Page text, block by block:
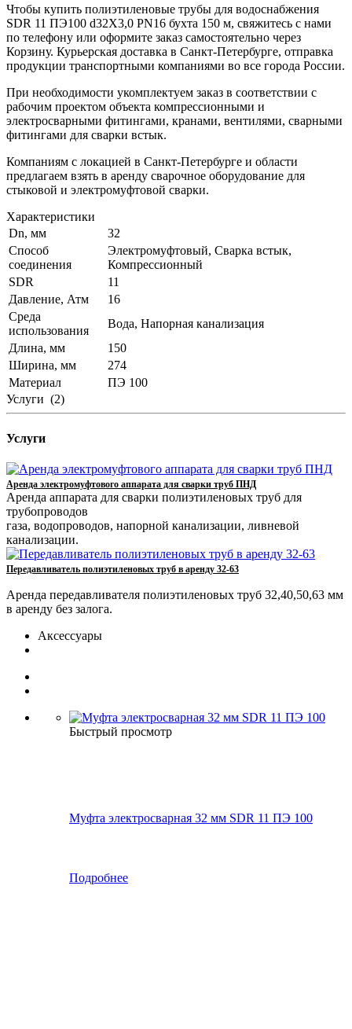
Чтобы купить полиэтиленовые трубы для водоснабжения
SDR 11 ПЭ100 d32Х3,0 PN16 бухта 150 м, свяжитесь с нами
по телефону или оформите заказ самостоятельно через
Корзину. Курьерская доставка в Санкт-Петербурге, отправка
продукции транспортными компаниями во все города России.
При необходимости укомплектуем заказ в соответствии с
рабочим проектом объекта компрессионными и
электросварными фитингами, кранами, вентилями, сварными
фитингами для сварки встык.
Компаниям с локацией в Санкт-Петербурге и области
предлагаем взять в аренду сварочное оборудование для
стыковой и электромуфтовой сварки.
Характеристики
Dn, мм
32
Способ
соединения
Электромуфтовый, Сварка встык,
Компрессионный
SDR
11
Давление, Атм
16
Среда
использования
Вода, Напорная канализация
Длина, мм
150
Ширина, мм
274
Материал
ПЭ 100
Услуги (2)
Услуги
Аренда электромуфтового аппарата для сварки труб ПНД
Аренда аппарата для сварки полиэтиленовых труб для
трубопроводов
газа, водопроводов, напорной канализации, ливневой
канализации.
Передавливатель полиэтиленовых труб в аренду 32-63
Аренда передавливателя полиэтиленовых труб 32,40,50,63 мм
в аренду без залога.
Аксессуары
Быстрый просмотр
Муфта электросварная 32 мм SDR 11 ПЭ 100
Подробнее